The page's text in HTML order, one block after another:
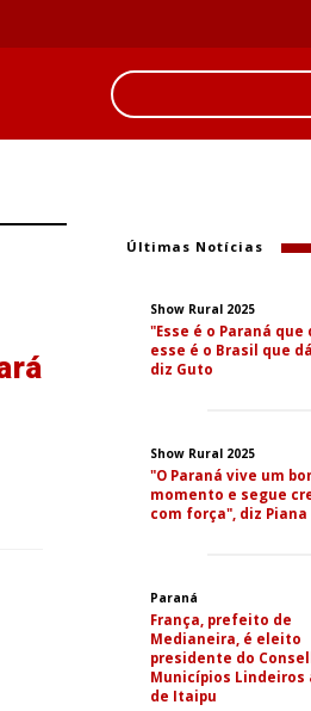
Últimas Notícias
Show Rural 2025
"Esse é o Paraná que
esse é o Brasil que
diz Guto
Show Rural 2025
"O Paraná vive um
momento e segue
com força", diz Piana
Paraná
França, prefeito de
Medianeira, é eleito
presidente do
Municípios Lindeiros
de Itaipu